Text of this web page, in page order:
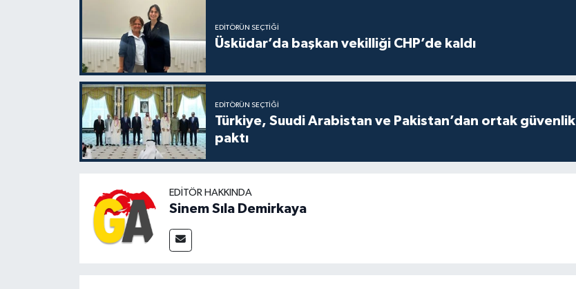
EDITÖRÜN SEÇTIĞI
Üsküdar’da başkan vekilliği CHP’de kaldı
EDITÖRÜN SEÇTIĞI
Türkiye, Suudi Arabistan ve Pakistan’dan ortak güvenlik
paktı
EDITÖR HAKKINDA
Sinem Sıla Demirkaya